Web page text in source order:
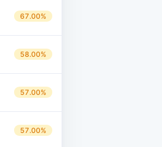
67.00%
58.00%
57.00%
57.00%